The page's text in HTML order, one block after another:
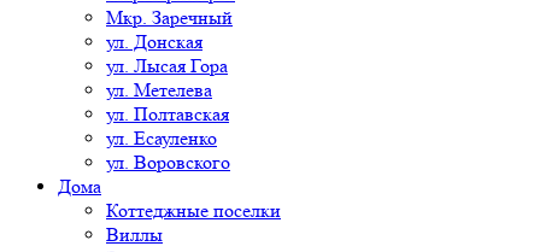
Мкр. Заречный
ул. Донская
ул. Лысая Гора
ул. Метелева
ул. Полтавская
ул. Есауленко
ул. Воровского
Дома
Коттеджные поселки
Виллы